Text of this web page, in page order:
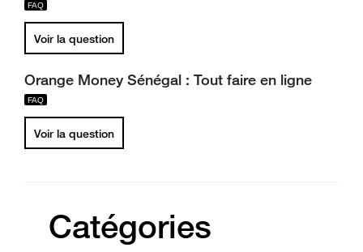
Voir la question
Orange Money Sénégal : Tout faire en ligne
Voir la question
Catégories